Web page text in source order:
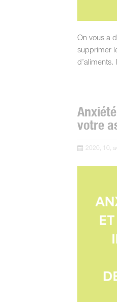
On vous a
supprimer
votre
2020, 10,